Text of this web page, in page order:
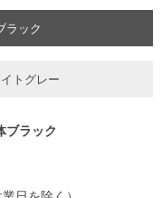
ラック
トグレー
ブラック